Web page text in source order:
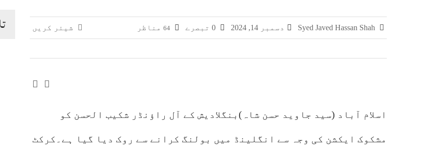
اوورسیز پاکستانیوں کے لیے خصوصی سیاحتی پیکجز متعارف کرانے کا فیصلہ، او پی ایف اور موون
پی سی سی آر کی کنوینر ڈاکٹر نکہت شکیل کا بجٹ تقریر میں تمباکو پر زیادہ ٹیکس عائد کرنے کا
شیئر کریں Syed Javed Hassan Shah دسمبر 14, 2024 64 مناظر
اسلام آباد (سید جاوید حسن شاہ)بنگلادیش کے آل راؤنڈر شکیب الحسن کو
مشکوک ایکشن کی وجہ سے انگلینڈ میں بولنگ کرانے سے روک دیا گیا ہے۔کرکٹ